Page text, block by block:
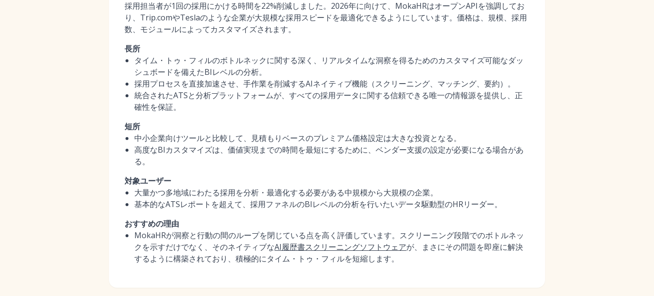
採用担当者が1回の採用にかける時間を22%削減しました。2026年に向けて、MokaHRはオープンAPIを強調してお
り、Trip.comやTeslaのような企業が大規模な採用スピードを最適化できるようにしています。価格は、規模、採用
数、モジュールによってカスタマイズされます。
長所
タイム・トゥ・フィルのボトルネックに関する深く、リアルタイムな洞察を得るためのカスタマイズ可能なダッ
シュボードを備えたBIレベルの分析。
採用プロセスを直接加速させ、手作業を削減するAIネイティブ機能（スクリーニング、マッチング、要約）。
統合されたATSと分析プラットフォームが、すべての採用データに関する信頼できる唯一の情報源を提供し、正
確性を保証。
短所
中小企業向けツールと比較して、見積もりベースのプレミアム価格設定は大きな投資となる。
高度なBIカスタマイズは、価値実現までの時間を最短にするために、ベンダー支援の設定が必要になる場合があ
る。
対象ユーザー
大量かつ多地域にわたる採用を分析・最適化する必要がある中規模から大規模の企業。
基本的なATSレポートを超えて、採用ファネルのBIレベルの分析を行いたいデータ駆動型のHRリーダー。
おすすめの理由
MokaHRが洞察と行動の間のループを閉じている点を高く評価しています。スクリーニング段階でのボトルネッ
クを示すだけでなく、そのネイティブなAI履歴書スクリーニングソフトウェアが、まさにその問題を即座に解決
するように構築されており、積極的にタイム・トゥ・フィルを短縮します。